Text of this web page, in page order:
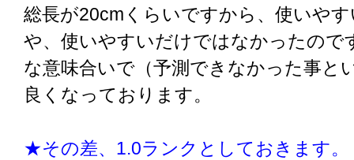
総長が20cmくらいですから、使いや
や、使いやすいだけではなかったので
な意味合いで（予測できなかった事と
良くなっております。
★その差、1.0ランクとしておきます。